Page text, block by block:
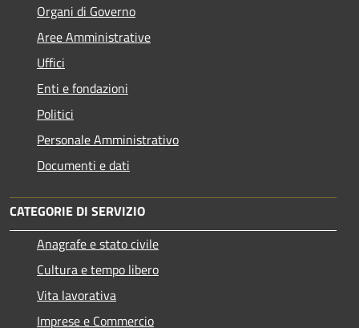
Organi di Governo
Aree Amministrative
Uffici
Enti e fondazioni
Politici
Personale Amministrativo
Documenti e dati
CATEGORIE DI SERVIZIO
Anagrafe e stato civile
Cultura e tempo libero
Vita lavorativa
Imprese e Commercio